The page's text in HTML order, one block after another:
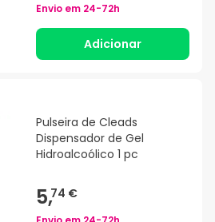
Envio em 24-72h
Adicionar
Pulseira de Cleads
Dispensador de Gel
Hidroalcoólico 1 pc
5,74 €